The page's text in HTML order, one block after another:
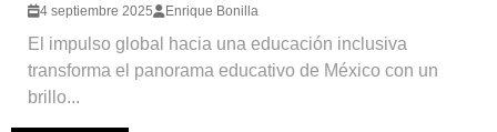
4 septiembre 2025 Enrique Bonilla
El impulso global hacia una educación inclusiva
transforma el panorama educativo de México con un
brillo...